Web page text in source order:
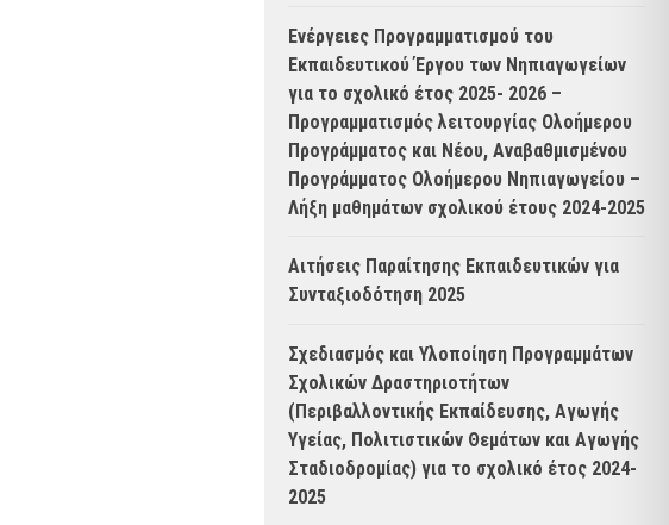
Ενέργειες Προγραμματισμού του
Εκπαιδευτικού Έργου των Νηπιαγωγείων
για το σχολικό έτος 2025- 2026 –
Προγραμματισμός λειτουργίας Ολοήμερου
Προγράμματος και Νέου, Αναβαθμισμένου
Προγράμματος Ολοήμερου Νηπιαγωγείου –
Λήξη μαθημάτων σχολικού έτους 2024-2025
Αιτήσεις Παραίτησης Εκπαιδευτικών για
Συνταξιοδότηση 2025
Σχεδιασμός και Υλοποίηση Προγραμμάτων
Σχολικών Δραστηριοτήτων
(Περιβαλλοντικής Εκπαίδευσης, Αγωγής
Υγείας, Πολιτιστικών Θεμάτων και Αγωγής
Σταδιοδρομίας) για το σχολικό έτος 2024-
2025